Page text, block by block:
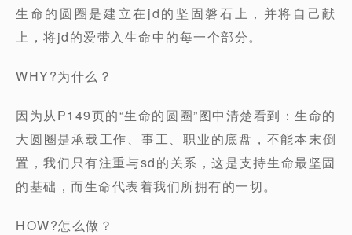
生命的圆圈是建立在jd的坚固磐石上，并将自己献
上，将jd的爱带入生命中的每一个部分。
WHY?为什么？
因为从P149页的“生命的圆圈”图中清楚看到：生命的
大圆圈是承载工作、事工、职业的底盘，不能本末倒
置，我们只有注重与sd的关系，这是支持生命最坚固
的基础，而生命代表着我们所拥有的一切。
HOW?怎么做？